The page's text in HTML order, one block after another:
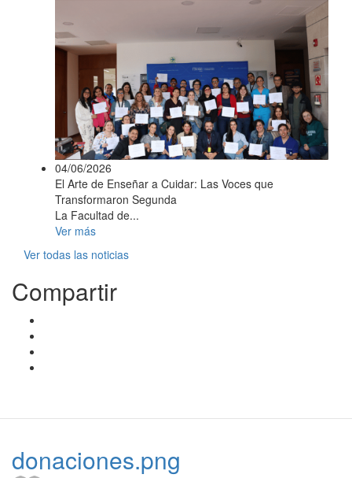
04/06/2026
El Arte de Enseñar a Cuidar: Las Voces que
Transformaron Segunda
La Facultad de...
Ver más
Ver todas las noticias
Compartir
donaciones.png